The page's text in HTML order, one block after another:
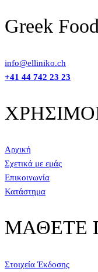
Greek
info@elliniko.ch
+41 44 742 23 23
Αρχική
Σχετικά με εμάς
Επικοινωνία
Κατάστημα
ΜΑΘΕΤΕ
Στοιχεία Έκδοσης